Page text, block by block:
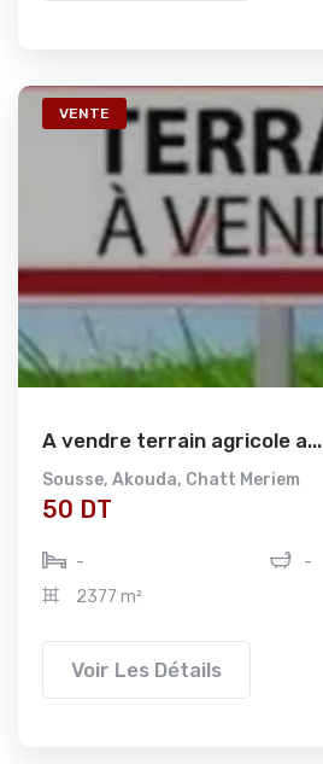
VENTE
A vendre terrain agricole a...
Sousse, Akouda, Chatt Meriem
50 DT
-
-
2377 m²
Voir Les Détails